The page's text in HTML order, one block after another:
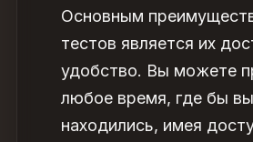
Основным
тестов является их
удобство. Вы можете
любое время, где бы
находились, имея